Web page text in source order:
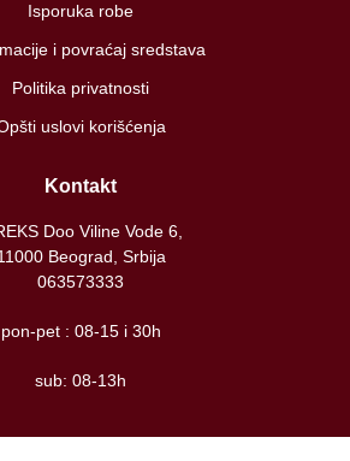
Isporuka robe
i povraćaj sredstava
Politika privatnosti
uslovi korišćenja
Kontakt
Doo Viline Vode 6,
Beograd, Srbija
063573333
pon-pet : 08-15 i 30h
sub: 08-13h